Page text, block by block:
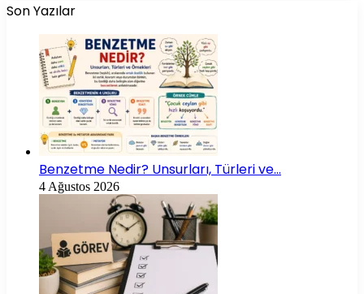
Son Yazılar
Benzetme Nedir? Unsurları, Türleri ve…
4 Ağustos 2026